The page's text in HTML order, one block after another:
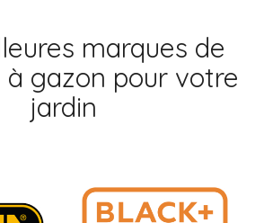
marques de
gazon pour votre
jardin